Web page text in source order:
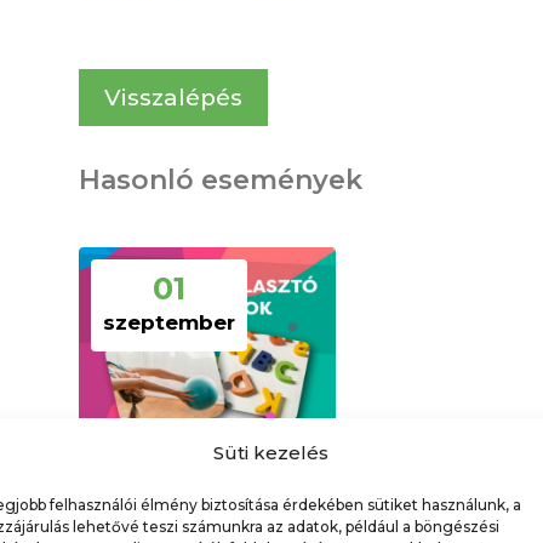
Süti kezelés
felhasználói élmény biztosítása érdekében sütiket használunk, a
lehetővé teszi számunkra az adatok, például a böngészési
Visszalépés
Hasonló események
01
szeptember